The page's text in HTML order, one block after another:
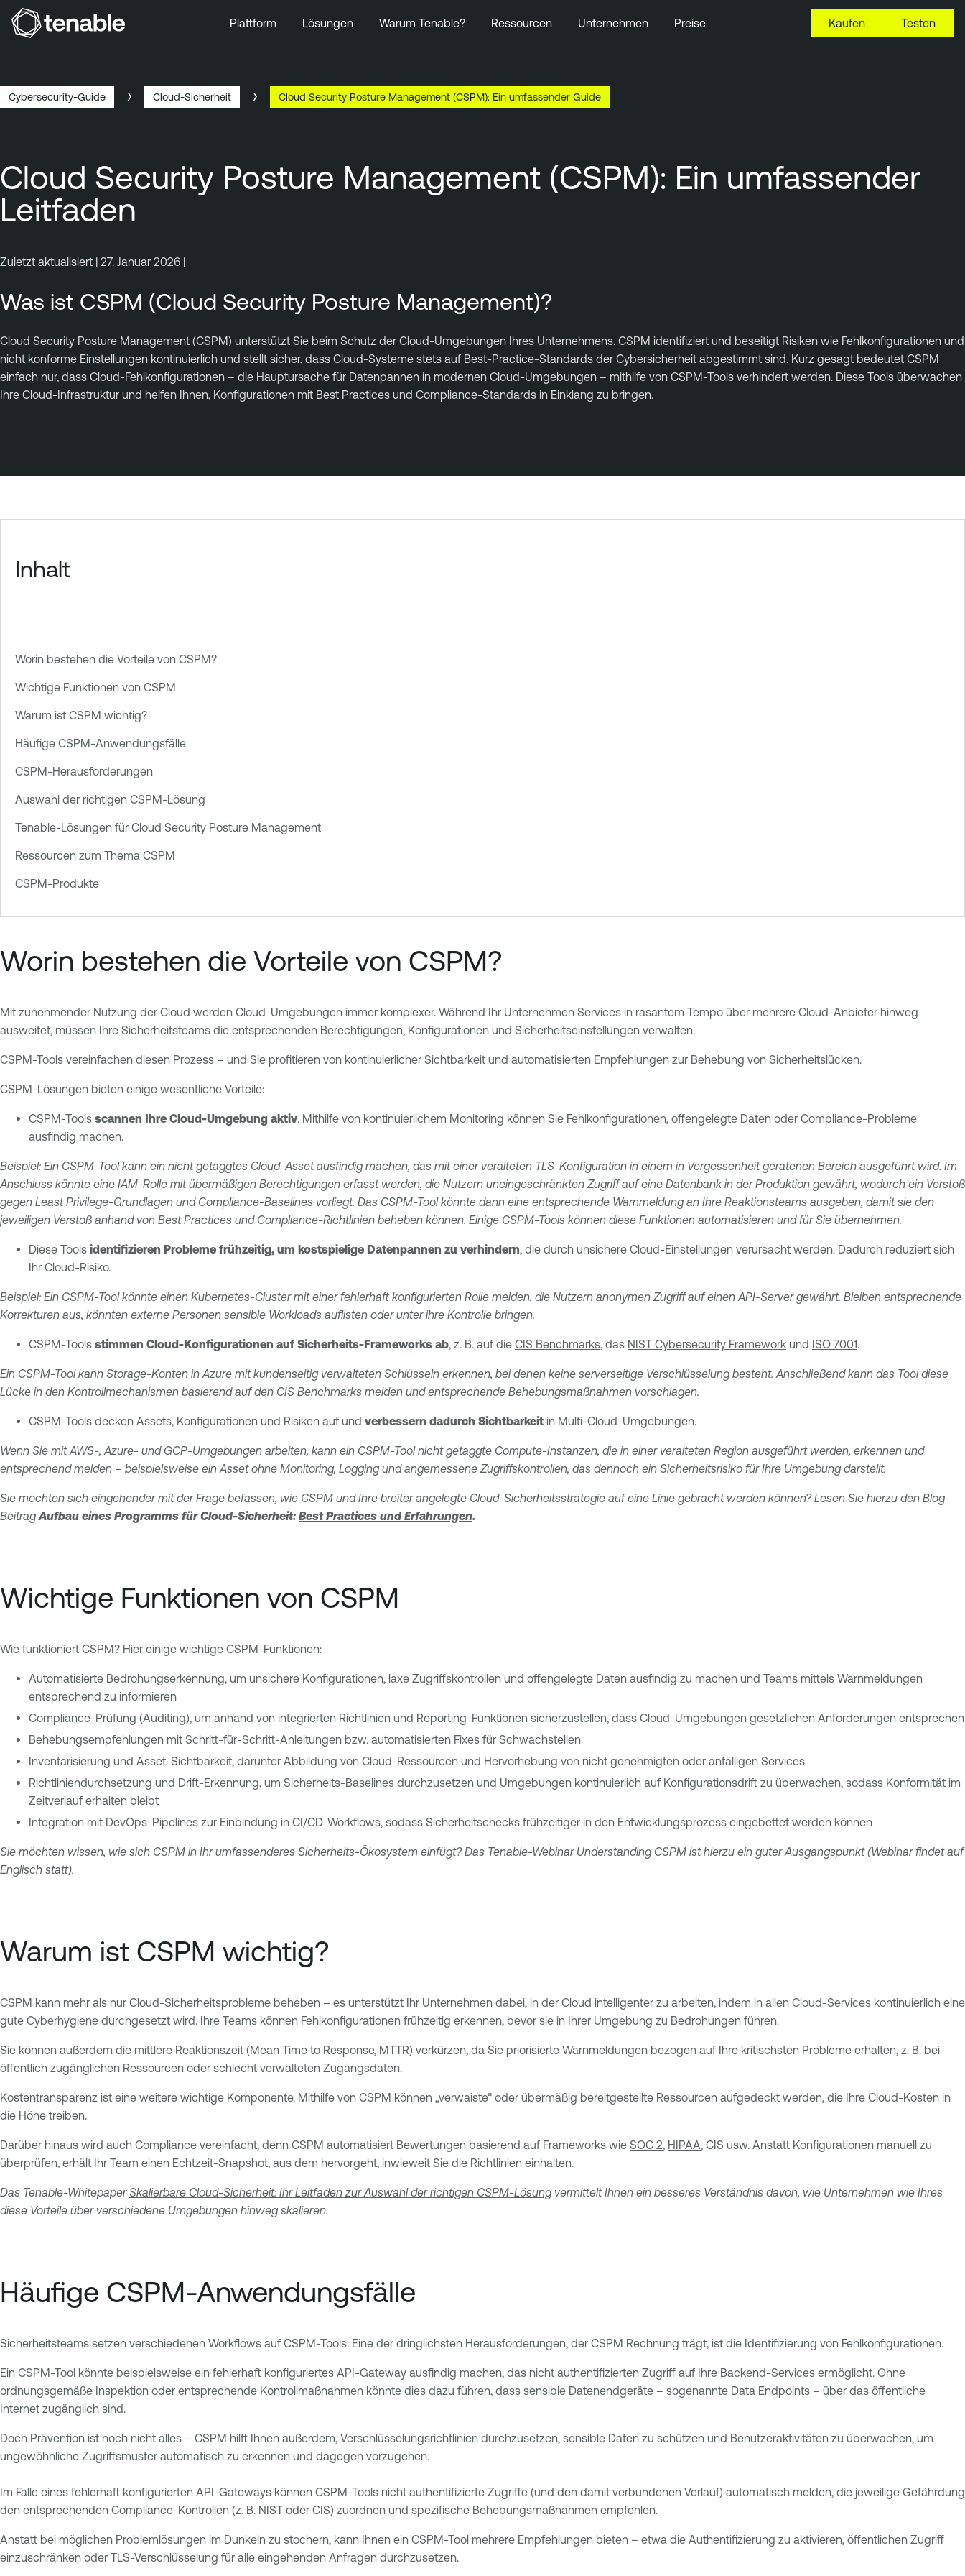
Zur Fußzeile wechseln
Plattform Lösungen Warum Tenable? Ressourcen Unternehmen Preise Kaufen Testen
Cybersecurity-Guide Cloud-Sicherheit Cloud Security Posture Management (CSPM): Ein umfassender Guide
Cloud Security Posture Management (CSPM): Ein umfassender
Leitfaden
Zuletzt aktualisiert | 27. Januar 2026 |
Was ist CSPM (Cloud Security Posture Management)?
Cloud Security Posture Management (CSPM) unterstützt Sie beim Schutz der Cloud-Umgebungen Ihres Unternehmens. CSPM identifiziert und beseitigt Risiken wie Fehlkonfigurationen und
nicht konforme Einstellungen kontinuierlich und stellt sicher, dass Cloud-Systeme stets auf Best-Practice-Standards der Cybersicherheit abgestimmt sind. Kurz gesagt bedeutet CSPM
einfach nur, dass Cloud-Fehlkonfigurationen – die Hauptursache für Datenpannen in modernen Cloud-Umgebungen – mithilfe von CSPM-Tools verhindert werden. Diese Tools überwachen
Ihre Cloud-Infrastruktur und helfen Ihnen, Konfigurationen mit Best Practices und Compliance-Standards in Einklang zu bringen.
Inhalt
Worin bestehen die Vorteile von CSPM?
Wichtige Funktionen von CSPM
Warum ist CSPM wichtig?
Häufige CSPM-Anwendungsfälle
CSPM-Herausforderungen
Auswahl der richtigen CSPM-Lösung
Tenable-Lösungen für Cloud Security Posture Management
Ressourcen zum Thema CSPM
CSPM-Produkte
Worin bestehen die Vorteile von CSPM?
Mit zunehmender Nutzung der Cloud werden Cloud-Umgebungen immer komplexer. Während Ihr Unternehmen Services in rasantem Tempo über mehrere Cloud-Anbieter hinweg
ausweitet, müssen Ihre Sicherheitsteams die entsprechenden Berechtigungen, Konfigurationen und Sicherheitseinstellungen verwalten.
CSPM-Tools vereinfachen diesen Prozess – und Sie profitieren von kontinuierlicher Sichtbarkeit und automatisierten Empfehlungen zur Behebung von Sicherheitslücken.
CSPM-Lösungen bieten einige wesentliche Vorteile:
CSPM-Tools scannen Ihre Cloud-Umgebung aktiv. Mithilfe von kontinuierlichem Monitoring können Sie Fehlkonfigurationen, offengelegte Daten oder Compliance-Probleme
ausfindig machen.
Beispiel: Ein CSPM-Tool kann ein nicht getaggtes Cloud-Asset ausfindig machen, das mit einer veralteten TLS-Konfiguration in einem in Vergessenheit geratenen Bereich ausgeführt wird. Im
Anschluss könnte eine IAM-Rolle mit übermäßigen Berechtigungen erfasst werden, die Nutzern uneingeschränkten Zugriff auf eine Datenbank in der Produktion gewährt, wodurch ein Verstoß
gegen Least Privilege-Grundlagen und Compliance-Baselines vorliegt. Das CSPM-Tool könnte dann eine entsprechende Warnmeldung an Ihre Reaktionsteams ausgeben, damit sie den
jeweiligen Verstoß anhand von Best Practices und Compliance-Richtlinien beheben können. Einige CSPM-Tools können diese Funktionen automatisieren und für Sie übernehmen.
Diese Tools identifizieren Probleme frühzeitig, um kostspielige Datenpannen zu verhindern, die durch unsichere Cloud-Einstellungen verursacht werden. Dadurch reduziert sich
Ihr Cloud-Risiko.
Beispiel: Ein CSPM-Tool könnte einen Kubernetes-Clustermit einer fehlerhaft konfigurierten Rolle melden, die Nutzern anonymen Zugriff auf einen API-Server gewährt. Bleiben entsprechende
Korrekturen aus, könnten externe Personen sensible Workloads auflisten oder unter ihre Kontrolle bringen.
CSPM-Tools stimmen Cloud-Konfigurationen auf Sicherheits-Frameworks ab, z. B. auf die CIS Benchmarks, das NIST Cybersecurity Framework und ISO 7001.
Ein CSPM-Tool kann Storage-Konten in Azure mit kundenseitig verwalteten Schlüsseln erkennen, bei denen keine serverseitige Verschlüsselung besteht. Anschließend kann das Tool diese
Lücke in den Kontrollmechanismen basierend auf den CIS Benchmarks melden und entsprechende Behebungsmaßnahmen vorschlagen.
CSPM-Tools decken Assets, Konfigurationen und Risiken auf und verbessern dadurch Sichtbarkeit in Multi-Cloud-Umgebungen.
Wenn Sie mit AWS-, Azure- und GCP-Umgebungen arbeiten, kann ein CSPM-Tool nicht getaggte Compute-Instanzen, die in einer veralteten Region ausgeführt werden, erkennen und
entsprechend melden – beispielsweise ein Asset ohne Monitoring, Logging und angemessene Zugriffskontrollen, das dennoch ein Sicherheitsrisiko für Ihre Umgebung darstellt.
Sie möchten sich eingehender mit der Frage befassen, wie CSPM und Ihre breiter angelegte Cloud-Sicherheitsstrategie auf eine Linie gebracht werden können? Lesen Sie hierzu den Blog-
BeitragAufbau eines Programms für Cloud-Sicherheit: Best Practices und Erfahrungen.
Wichtige Funktionen von CSPM
Wie funktioniert CSPM? Hier einige wichtige CSPM-Funktionen:
Automatisierte Bedrohungserkennung, um unsichere Konfigurationen, laxe Zugriffskontrollen und offengelegte Daten ausfindig zu machen und Teams mittels Warnmeldungen
entsprechend zu informieren
Compliance-Prüfung (Auditing), um anhand von integrierten Richtlinien und Reporting-Funktionen sicherzustellen, dass Cloud-Umgebungen gesetzlichen Anforderungen entsprechen
Behebungsempfehlungen mit Schritt-für-Schritt-Anleitungen bzw. automatisierten Fixes für Schwachstellen
Inventarisierung und Asset-Sichtbarkeit, darunter Abbildung von Cloud-Ressourcen und Hervorhebung von nicht genehmigten oder anfälligen Services
Richtliniendurchsetzung und Drift-Erkennung, um Sicherheits-Baselines durchzusetzen und Umgebungen kontinuierlich auf Konfigurationsdrift zu überwachen, sodass Konformität im
Zeitverlauf erhalten bleibt
Integration mit DevOps-Pipelines zur Einbindung in CI/CD-Workflows, sodass Sicherheitschecks frühzeitiger in den Entwicklungsprozess eingebettet werden können
Sie möchten wissen, wie sich CSPM in Ihr umfassenderes Sicherheits-Ökosystem einfügt? Das Tenable-Webinar Understanding CSPM ist hierzu ein guter Ausgangspunkt (Webinar findet auf
Englisch statt).
Warum ist CSPM wichtig?
CSPM kann mehr als nur Cloud-Sicherheitsprobleme beheben – es unterstützt Ihr Unternehmen dabei, in der Cloud intelligenter zu arbeiten, indem in allen Cloud-Services kontinuierlich eine
gute Cyberhygiene durchgesetzt wird. Ihre Teams können Fehlkonfigurationen frühzeitig erkennen, bevor sie in Ihrer Umgebung zu Bedrohungen führen.
Sie können außerdem die mittlere Reaktionszeit (Mean Time to Response, MTTR) verkürzen, da Sie priorisierte Warnmeldungen bezogen auf Ihre kritischsten Probleme erhalten, z. B. bei
öffentlich zugänglichen Ressourcen oder schlecht verwalteten Zugangsdaten.
Kostentransparenz ist eine weitere wichtige Komponente. Mithilfe von CSPM können „verwaiste“ oder übermäßig bereitgestellte Ressourcen aufgedeckt werden, die Ihre Cloud-Kosten in
die Höhe treiben.
Darüber hinaus wird auch Compliance vereinfacht, denn CSPM automatisiert Bewertungen basierend auf Frameworks wie SOC 2, HIPAA, CIS usw. Anstatt Konfigurationen manuell zu
überprüfen, erhält Ihr Team einen Echtzeit-Snapshot, aus dem hervorgeht, inwieweit Sie die Richtlinien einhalten.
Das Tenable-WhitepaperSkalierbare Cloud-Sicherheit: Ihr Leitfaden zur Auswahl der richtigen CSPM-Lösungvermittelt Ihnen ein besseres Verständnis davon, wie Unternehmen wie Ihres
diese Vorteile über verschiedene Umgebungen hinweg skalieren.
Häufige CSPM-Anwendungsfälle
Sicherheitsteams setzen verschiedenen Workflows auf CSPM-Tools. Eine der dringlichsten Herausforderungen, der CSPM Rechnung trägt, ist die Identifizierung von Fehlkonfigurationen.
Ein CSPM-Tool könnte beispielsweise ein fehlerhaft konfiguriertes API-Gateway ausfindig machen, das nicht authentifizierten Zugriff auf Ihre Backend-Services ermöglicht. Ohne
ordnungsgemäße Inspektion oder entsprechende Kontrollmaßnahmen könnte dies dazu führen, dass sensible Datenendgeräte – sogenannte Data Endpoints – über das öffentliche
Internet zugänglich sind.
Doch Prävention ist noch nicht alles – CSPM hilft Ihnen außerdem, Verschlüsselungsrichtlinien durchzusetzen, sensible Daten zu schützen und Benutzeraktivitäten zu überwachen, um
ungewöhnliche Zugriffsmuster automatisch zu erkennen und dagegen vorzugehen.
Im Falle eines fehlerhaft konfigurierten API-Gateways können CSPM-Tools nicht authentifizierte Zugriffe (und den damit verbundenen Verlauf) automatisch melden, die jeweilige Gefährdung
den entsprechenden Compliance-Kontrollen (z. B. NIST oder CIS) zuordnen und spezifische Behebungsmaßnahmen empfehlen.
Anstatt bei möglichen Problemlösungen im Dunkeln zu stochern, kann Ihnen ein CSPM-Tool mehrere Empfehlungen bieten – etwa die Authentifizierung zu aktivieren, öffentlichen Zugriff
einzuschränken oder TLS-Verschlüsselung für alle eingehenden Anfragen durchzusetzen.